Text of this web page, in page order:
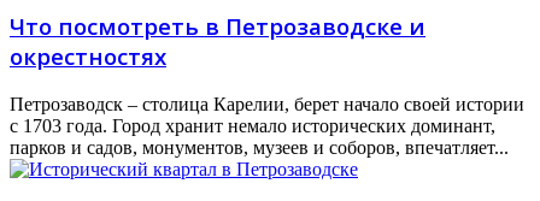
Что посмотреть в Петрозаводске и
окрестностях
Петрозаводск – столица Карелии, берет начало своей истории
с 1703 года. Город хранит немало исторических доминант,
парков и садов, монументов, музеев и соборов, впечатляет...